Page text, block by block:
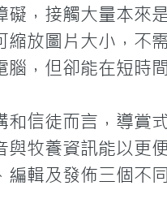
礙，接觸大量本來
縮放圖片大小，不
腦，但卻能在短時
和信徒而言，導賞
與牧養資訊能以更
編輯及發佈三個不